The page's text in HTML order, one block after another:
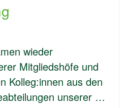
wieder
Mitgliedshöfe und
Kolleg:innen aus den
unserer …